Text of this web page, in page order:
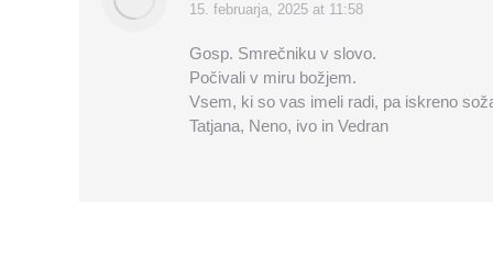
says:
15. februarja, 2025 at 11:58
Gosp. Smrečniku v slovo.
Počivali v miru božjem.
Vsem, ki so vas imeli radi, pa iskreno
Tatjana, Neno, ivo in Vedran